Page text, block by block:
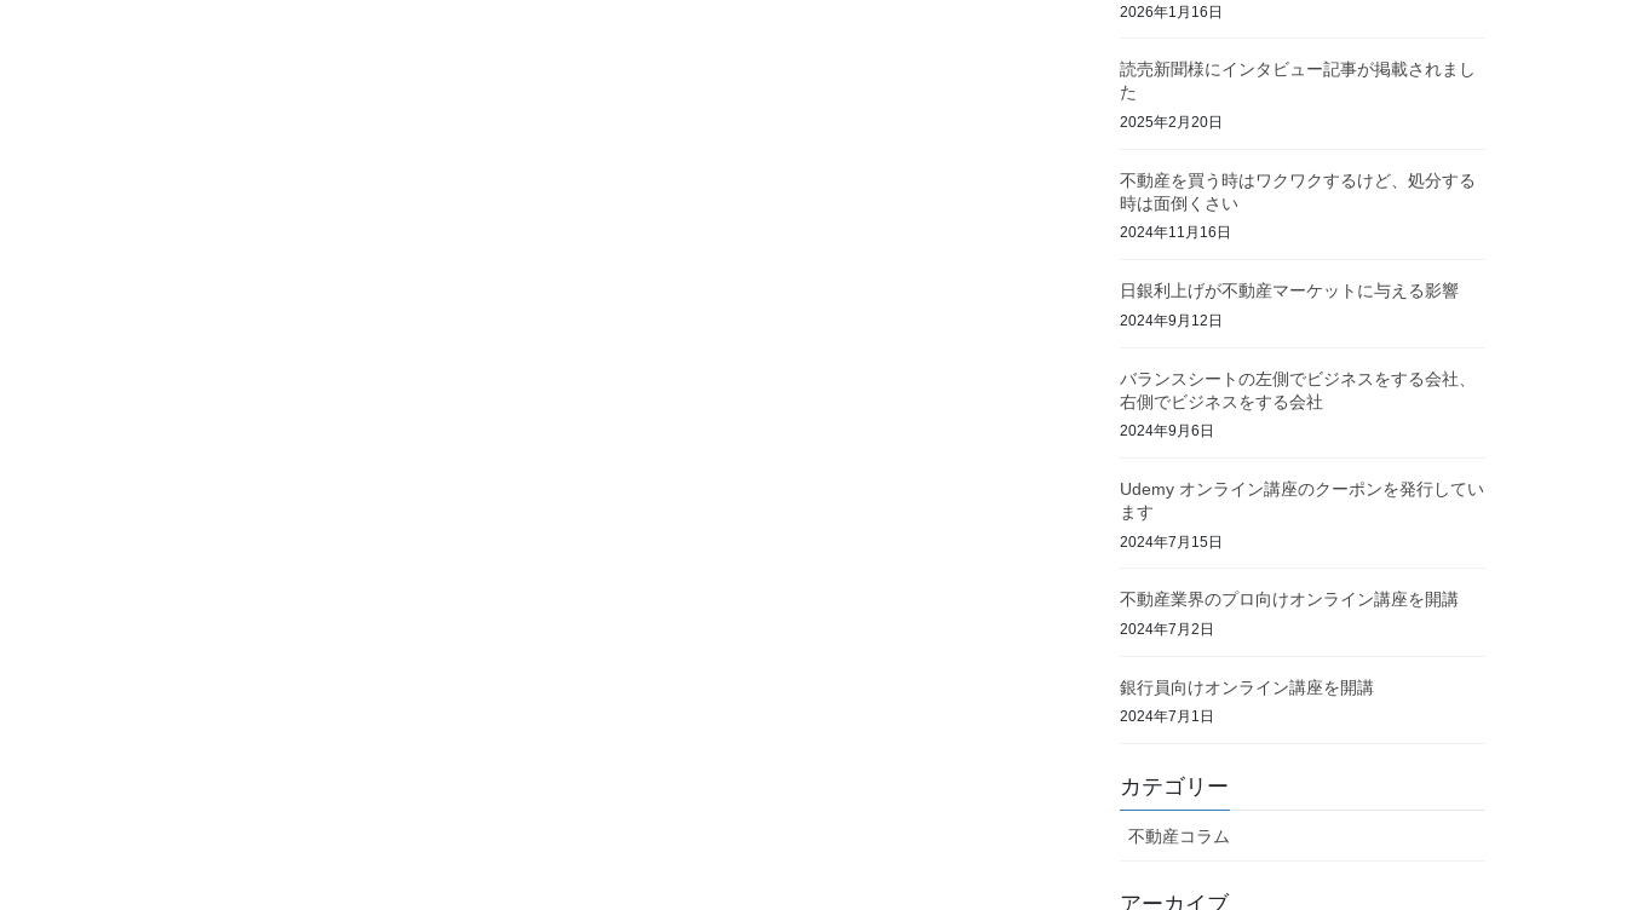
2026年1月16日
読売新聞様にインタビュー記事が掲載されまし
た
2025年2月20日
不動産を買う時はワクワクするけど、処分する
時は面倒くさい
2024年11月16日
日銀利上げが不動産マーケットに与える影響
2024年9月12日
バランスシートの左側でビジネスをする会社、
右側でビジネスをする会社
2024年9月6日
Udemy オンライン講座のクーポンを発行してい
ます
2024年7月15日
不動産業界のプロ向けオンライン講座を開講
2024年7月2日
銀行員向けオンライン講座を開講
2024年7月1日
カテゴリー
不動産コラム
アーカイブ